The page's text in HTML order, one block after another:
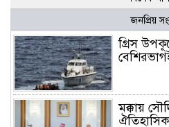
জনপ্রিয়
গ্রিস
মক্কায়